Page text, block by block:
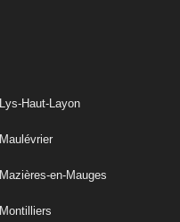
Lys-Haut-Layon
Maulévrier
Mazières-en-Mauges
Montilliers